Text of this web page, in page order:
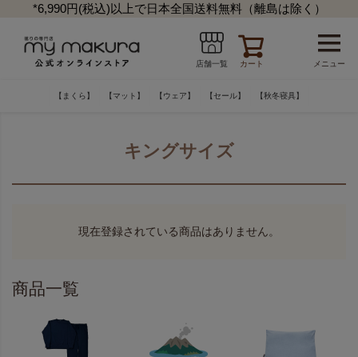
*6,990円(税込)以上で日本全国送料無料（離島は除く）
店舗一覧 カート メニュー
【まくら】 【マット】 【ウェア】 【セール】 【秋冬寝具】
キングサイズ
現在登録されている商品はありません。
商品一覧